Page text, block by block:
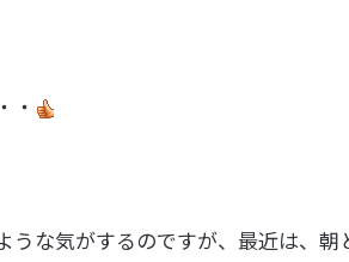
・
な気がするのですが、最近は、朝